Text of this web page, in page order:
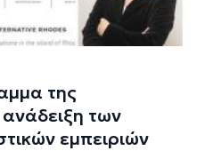
της
των
εμπειριών